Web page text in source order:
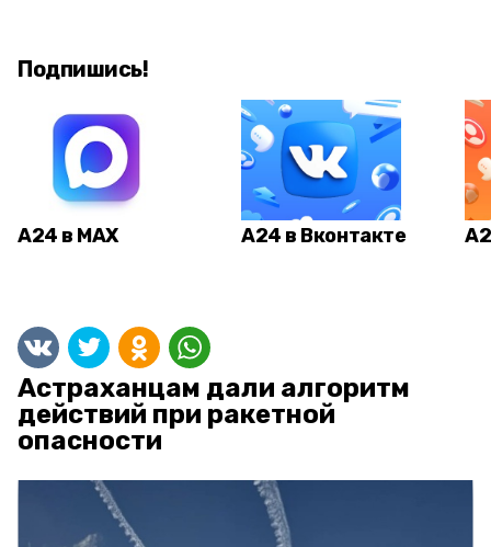
Подпишись!
А24 в MAX А24 в Вконтакте
Астраханцам дали алгоритм
действий при ракетной
опасности